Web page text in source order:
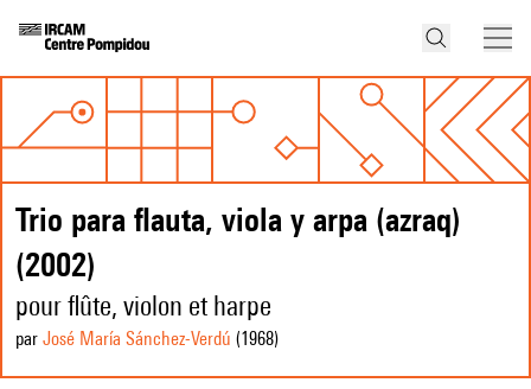
Trio para flauta, viola y arpa (azraq)
(2002)
pour flûte, violon et harpe
par José María Sánchez-Verdú (1968)